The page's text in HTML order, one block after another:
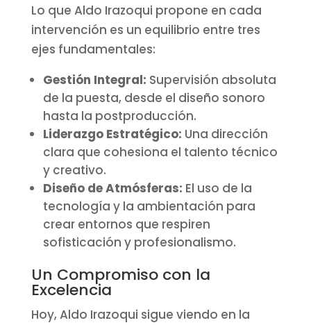
Lo que Aldo Irazoqui propone en cada
intervención es un equilibrio entre tres
ejes fundamentales:
Gestión Integral: Supervisión absoluta
de la puesta, desde el diseño sonoro
hasta la postproducción.
Liderazgo Estratégico: Una dirección
clara que cohesiona el talento técnico
y creativo.
Diseño de Atmósferas: El uso de la
tecnología y la ambientación para
crear entornos que respiren
sofisticación y profesionalismo.
Un Compromiso con la
Excelencia
Hoy, Aldo Irazoqui sigue viendo en la